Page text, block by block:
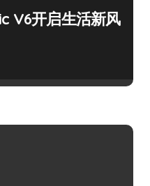
V6开启生活新风